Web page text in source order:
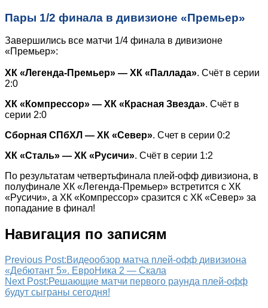
Пары 1/2 финала в дивизионе «Премьер»
Завершились все матчи 1/4 финала в дивизионе
«Премьер»:
ХК «Легенда-Премьер» — ХК «Паллада». Счёт в серии
2:0
ХК «Компрессор» — ХК «Красная Звезда». Счёт в
серии 2:0
Сборная СПбХЛ — ХК «Север». Счет в серии 0:2
ХК «Сталь» — ХК «Русичи». Счёт в серии 1:2
По результатам четвертьфинала плей-офф дивизиона, в
полуфинале ХК «Легенда-Премьер» встретится с ХК
«Русичи», а ХК «Компрессор» сразится с ХК «Север» за
попадание в финал!
Навигация по записям
Previous Post:Видеообзор матча плей-офф дивизиона
«Дебютант 5». ЕвроНика 2 — Скала
Next Post:Решающие матчи первого раунда плей-офф
будут сыграны сегодня!